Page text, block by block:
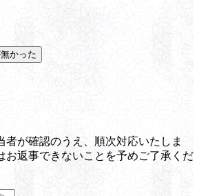
かった
者が確認のうえ、順次対応いたしま
お返事できないことを予めご了承くだ